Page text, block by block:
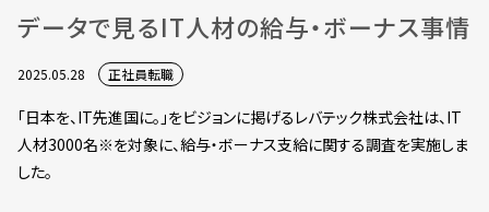
データで見るIT人材の給与・ボーナス事情
2025.05.28 正社員転職
「日本を、IT先進国に。」をビジョンに掲げるレバテック株式会社は、IT
人材3000名※を対象に、給与・ボーナス支給に関する調査を実施しま
した。